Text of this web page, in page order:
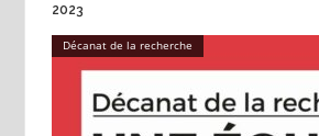
2023
Décanat de la recherche